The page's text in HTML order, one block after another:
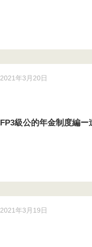
2021年3月20日
FP3級公的年金制度編ー
2021年3月19日